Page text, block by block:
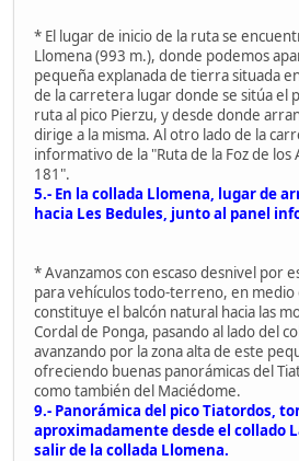
* El lugar de inicio de la ruta se
Llomena (993 m.), donde podemos
pequeña explanada de tierra situada
de la carretera lugar donde se sitúa el
ruta al pico Pierzu, y desde donde
dirige a la misma. Al otro lado de la
informativo de la "Ruta de la Foz de los
181".
5.- En la collada Llomena, lugar de
hacia Les Bedules, junto al panel
* Avanzamos con escaso desnivel por
para vehículos todo-terreno, en medio
constituye el balcón natural hacia las
Cordal de Ponga, pasando al lado del
avanzando por la zona alta de este
ofreciendo buenas panorámicas del
como también del Maciédome.
9.- Panorámica del pico Tiatordos,
aproximadamente desde el collado
salir de la collada Llomena.